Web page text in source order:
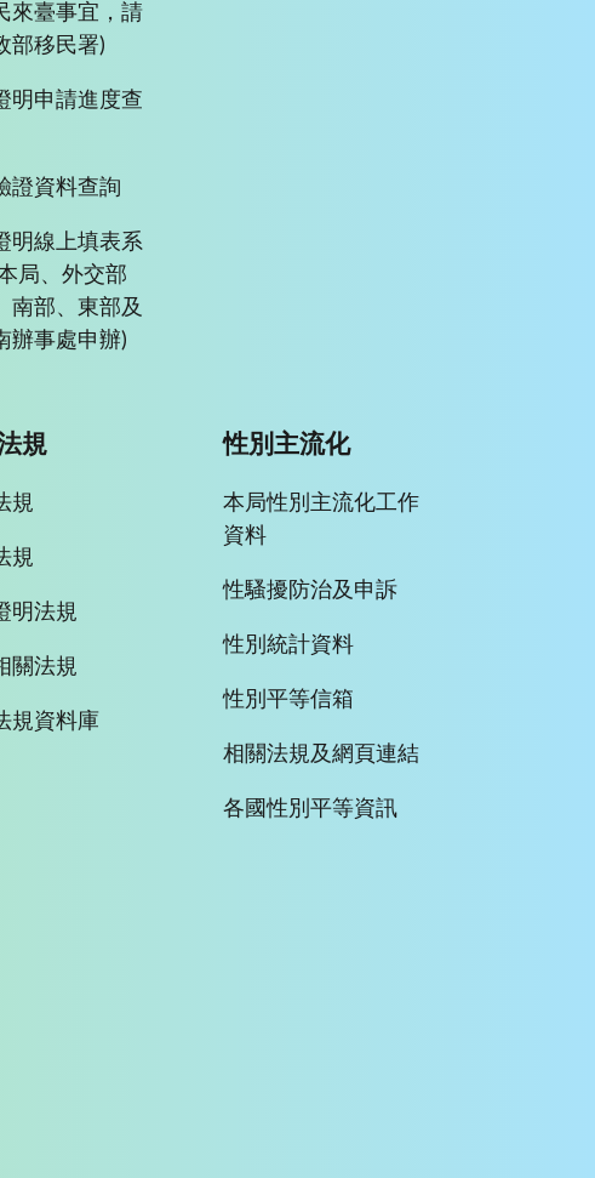
來臺事宜，請
部移民署)
明申請進度查
證資料查詢
明線上填表系
局、外交部
南部、東部及
辦事處申辦)
規
規
規
明法規
關法規
規資料庫
性別主流化
本局性別主流化工作
資料
性騷擾防治及申訴
性別統計資料
性別平等信箱
相關法規及網頁連結
各國性別平等資訊